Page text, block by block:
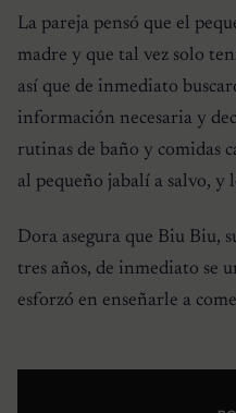
La pareja pensó que el
madre y que tal vez solo
así que de inmediato
información necesaria y
rutinas de baño y comidas
al pequeño jabalí a salvo, y
Dora asegura que Biu Biu,
tres años, de inmediato se
esforzó en enseñarle a